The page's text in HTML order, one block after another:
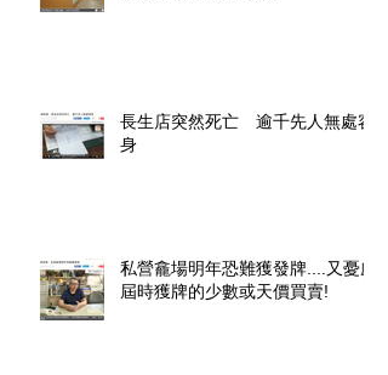
長生店突然死亡 逾千先人無處容
身
私營龕場明年恐難獲發牌....又憂慮
屆時獲牌的少數或天價買賣!